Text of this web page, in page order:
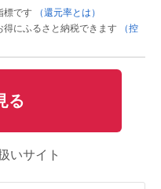
標です
（還元率とは）
にふるさと納税できます
（控
る
いサイト